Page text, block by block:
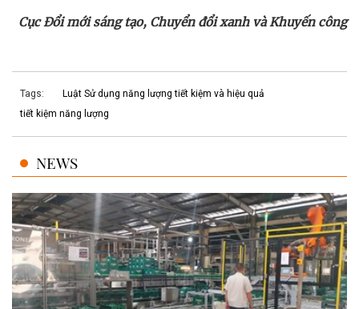
Cục Đổi mới sáng tạo, Chuyển đổi xanh và Khuyến công
Tags:
Luật Sử dụng năng lượng tiết kiệm và hiệu quả
tiết kiệm năng lượng
NEWS